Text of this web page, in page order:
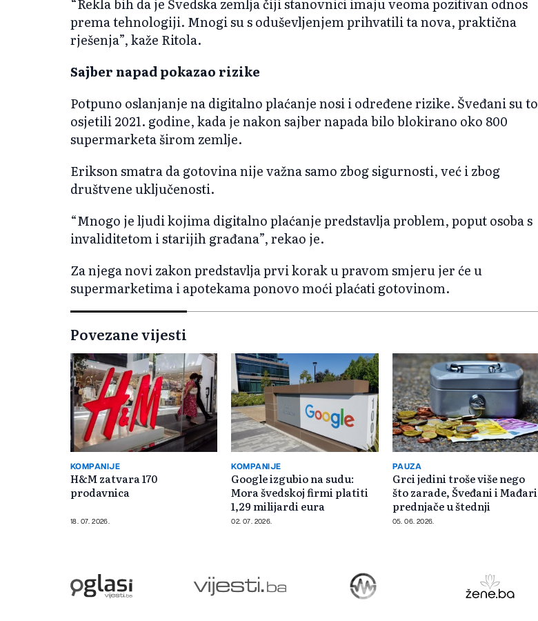
prema tehnologiji. Mnogi su s oduševljenjem prihvatili ta nova, praktična
rješenja”, kaže Ritola.
Sajber napad pokazao rizike
Potpuno oslanjanje na digitalno plaćanje nosi i određene rizike. Šveđani su to
osjetili 2021. godine, kada je nakon sajber napada bilo blokirano oko 800
supermarketa širom zemlje.
Erikson smatra da gotovina nije važna samo zbog sigurnosti, već i zbog
društvene uključenosti.
“Mnogo je ljudi kojima digitalno plaćanje predstavlja problem, poput osoba s
invaliditetom i starijih građana”, rekao je.
Za njega novi zakon predstavlja prvi korak u pravom smjeru jer će u
supermarketima i apotekama ponovo moći plaćati gotovinom.
Povezane vijesti
KOMPANIJE
H&M zatvara 170
prodavnica
18. 07. 2026.
KOMPANIJE
Google izgubio na sudu:
Mora švedskoj firmi platiti
1,29 milijardi eura
02. 07. 2026.
PAUZA
Grci jedini troše više nego
što zarade, Šveđani i Mađari
prednjače u štednji
05. 06. 2026.